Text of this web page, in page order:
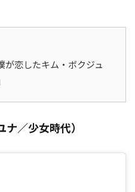
恋したキム・ボクジュ
／少女時代）